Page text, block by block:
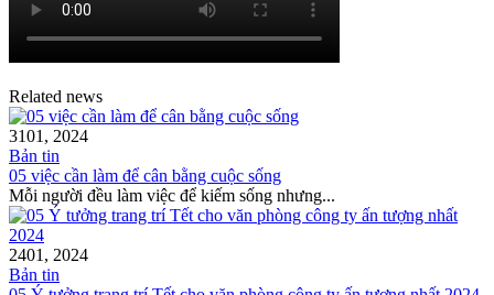
Related news
3101, 2024
Bản tin
05 việc cần làm để cân bằng cuộc sống
Mỗi người đều làm việc để kiếm sống nhưng...
2401, 2024
Bản tin